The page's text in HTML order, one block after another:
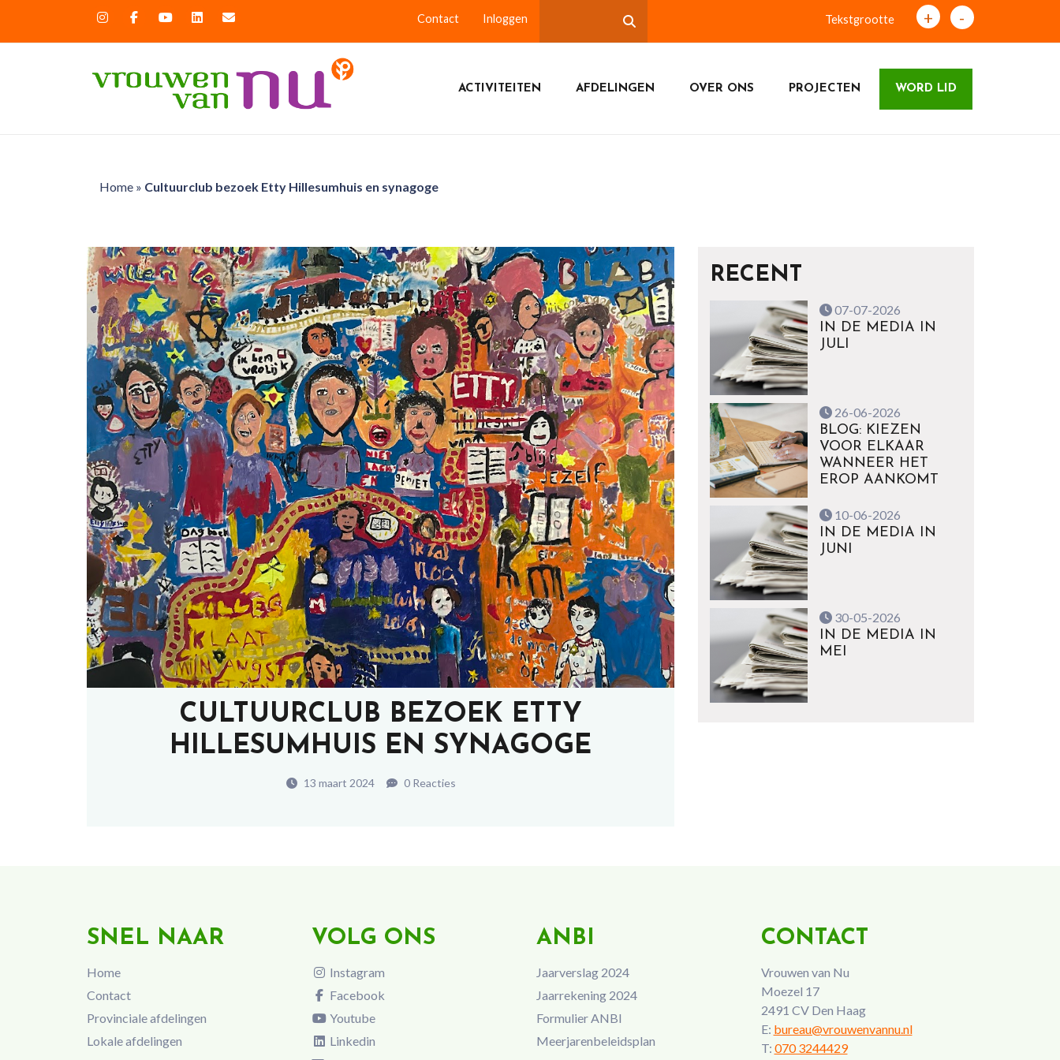
Contact Inloggen Tekstgrootte + -
ACTIVITEITEN AFDELINGEN OVER ONS PROJECTEN WORD LID
Home» Cultuurclub bezoek Etty Hillesumhuis en synagoge
CULTUURCLUB BEZOEK ETTY
HILLESUMHUIS EN SYNAGOGE
13 maart 2024 0 Reacties
RECENT
07-07-2026
IN DE MEDIA IN
JULI
26-06-2026
BLOG: KIEZEN
VOOR ELKAAR
WANNEER HET
EROP AANKOMT
10-06-2026
IN DE MEDIA IN
JUNI
30-05-2026
IN DE MEDIA IN
MEI
SNEL NAAR
Home
Contact
Provinciale afdelingen
Lokale afdelingen
VOLG ONS
Instagram
Facebook
Youtube
Linkedin
ANBI
Jaarverslag 2024
Jaarrekening 2024
Formulier ANBI
Meerjarenbeleidsplan
CONTACT
Vrouwen van Nu
Moezel 17
2491 CV Den Haag
E: bureau@vrouwenvannu.nl
T: 070 3244429